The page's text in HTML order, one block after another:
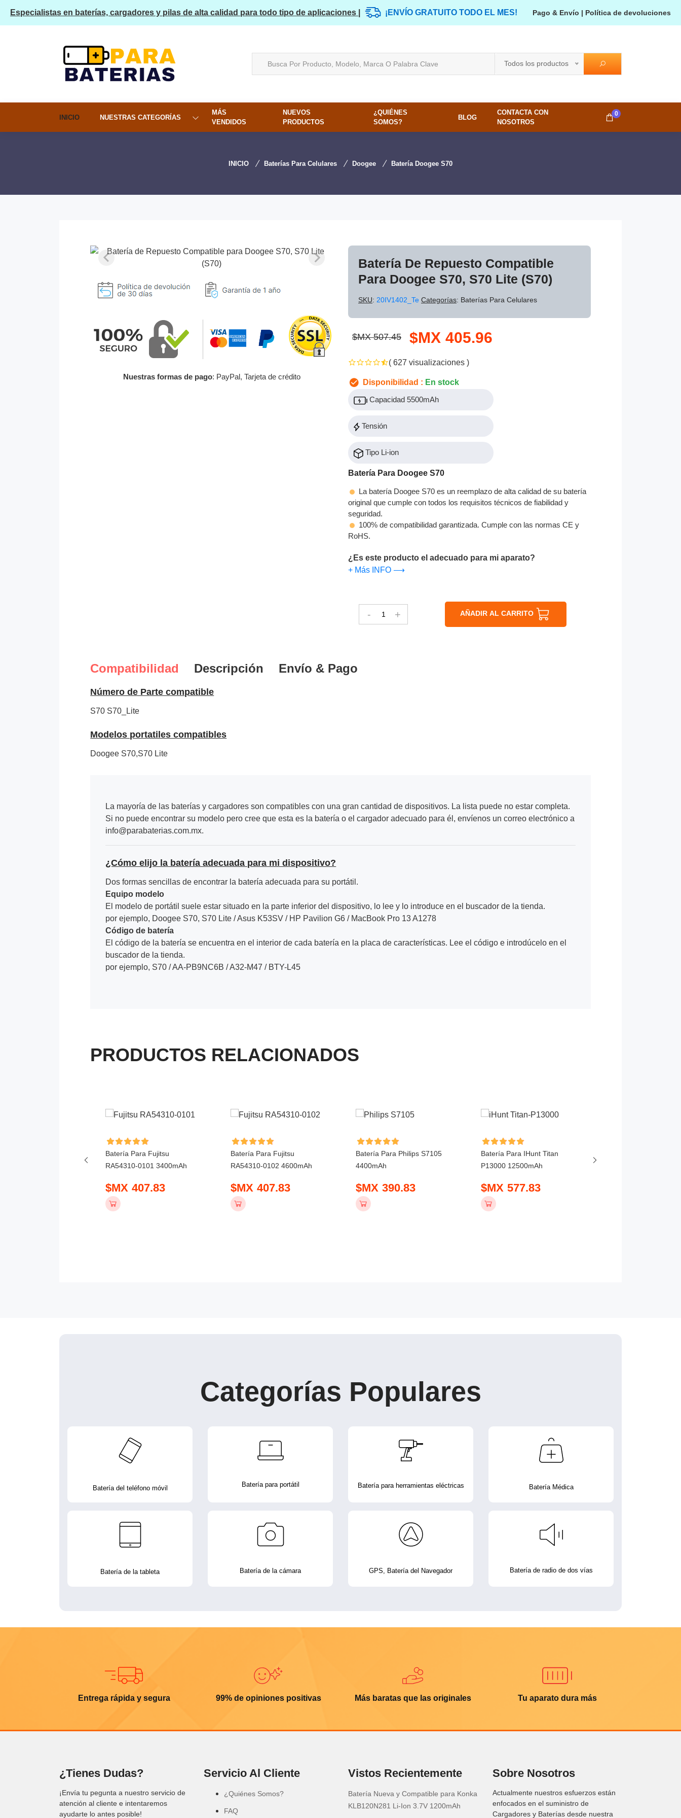
Especialistas en baterías, cargadores y pilas de alta calidad para todo tipo de aplicaciones | ¡ENVÍO GRATUITO TODO EL MES! Pago & Envío | Política de devoluciones
Todos los productos
INICIO NUESTRAS CATEGORÍAS
MÁS
VENDIDOS
NUEVOS
PRODUCTOS
¿QUIÉNES
SOMOS?
BLOG
CONTACTA CON
NOSOTROS
0
INICIO Baterías Para Celulares Doogee Batería Doogee S70
Nuestras formas de pago: PayPal, Tarjeta de crédito
Batería De Repuesto Compatible
Para Doogee S70, S70 Lite (S70)
SKU: 20IV1402_Te Categorías: Baterías Para Celulares
$MX 507.45 $MX 405.96
( 627 visualizaciones )
Disponibilidad : En stock
Capacidad 5500mAh
Tensión
Tipo Li-ion
Batería Para Doogee S70
La batería Doogee S70 es un reemplazo de alta calidad de su batería
original que cumple con todos los requisitos técnicos de fiabilidad y
seguridad.
100% de compatibilidad garantizada. Cumple con las normas CE y
RoHS.
¿Es este producto el adecuado para mi aparato?
+ Más INFO ⟶
- + AÑADIR AL CARRITO
Compatibilidad Descripción Envío & Pago
Número de Parte compatible
S70 S70_Lite
Modelos portatiles compatibles
Doogee S70,S70 Lite
La mayoría de las baterías y cargadores son compatibles con una gran cantidad de dispositivos. La lista puede no estar completa.
Si no puede encontrar su modelo pero cree que esta es la batería o el cargador adecuado para él, envíenos un correo electrónico a
info@parabaterias.com.mx.
¿Cómo elijo la batería adecuada para mi dispositivo?
Dos formas sencillas de encontrar la batería adecuada para su portátil.
Equipo modelo
El modelo de portátil suele estar situado en la parte inferior del dispositivo, lo lee y lo introduce en el buscador de la tienda.
por ejemplo, Doogee S70, S70 Lite / Asus K53SV / HP Pavilion G6 / MacBook Pro 13 A1278
Código de batería
El código de la batería se encuentra en el interior de cada batería en la placa de características. Lee el código e introdúcelo en el
buscador de la tienda.
por ejemplo, S70 / AA-PB9NC6B / A32-M47 / BTY-L45
PRODUCTOS RELACIONADOS
Batería Para Fujitsu
RA54310-0101 3400mAh
$MX 407.83
Batería Para Fujitsu
RA54310-0102 4600mAh
$MX 407.83
Batería Para Philips S7105
4400mAh
$MX 390.83
Batería Para IHunt Titan
P13000 12500mAh
$MX 577.83
Categorías Populares
Batería del teléfono móvil Batería para portátil Batería para herramientas eléctricas Batería Médica
Batería de la tableta Batería de la cámara GPS, Batería del Navegador Batería de radio de dos vías
Entrega rápida y segura 99% de opiniones positivas Más baratas que las originales Tu aparato dura más
¿Tienes Dudas?
¡Envía tu pegunta a nuestro servicio de
atención al cliente e intentaremos
ayudarte lo antes posible!
Servicio Al Cliente
¿Quiénes Somos?
FAQ
Vistos Recientemente
Batería Nueva y Compatible para Konka
KLB120N281 Li-Ion 3.7V 1200mAh
Sobre Nosotros
Actualmente nuestros esfuerzos están
enfocados en el suministro de
Cargadores y Baterías desde nuestra